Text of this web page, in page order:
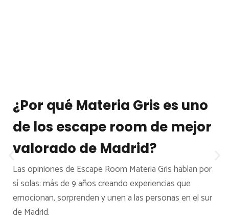
¿Por qué Materia Gris es uno
de los escape room de mejor
valorado de Madrid?
Las opiniones de Escape Room Materia Gris hablan por
sí solas: más de 9 años creando experiencias que
emocionan, sorprenden y unen a las personas en el sur
de Madrid.